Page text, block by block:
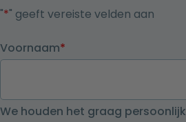
"*" geeft vereiste velden aan
Voornaam*
We houden het graag persoonlijk